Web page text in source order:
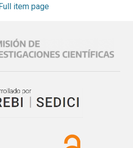
item page